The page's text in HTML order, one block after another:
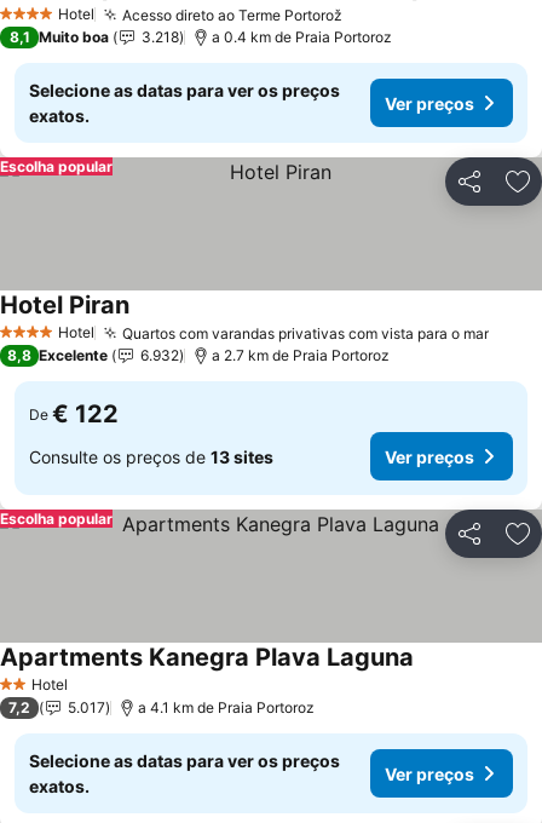
4 EstrelasHotel Acesso direto ao Terme Portorož
8,1 Muito boa 3.218 a 0.4 km de Praia Portoroz
Selecione as datas para ver os preços
exatos.
Ver preços
Partilhar
Escolha popular
4 EstrelasHotel Quartos com varandas privativas com vista para o mar
Hotel Piran
8,8 Excelente 6.932 a 2.7 km de Praia Portoroz
De € 122
Consulte os preços de 13 sites Ver preços
Partilhar
Escolha popular
2 Estrelas
Hotel
Apartments Kanegra Plava Laguna
7,2 5.017 a 4.1 km de Praia Portoroz
Selecione as datas para ver os preços
exatos.
Ver preços